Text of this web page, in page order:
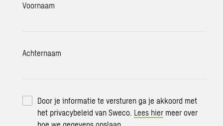
Voornaam
Achternaam
Door je informatie te versturen ga je akkoord met
het privacybeleid van Sweco. Lees hier meer over